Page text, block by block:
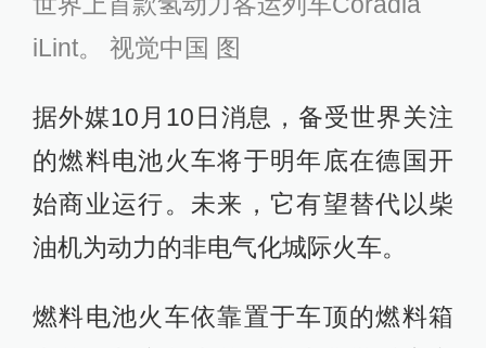
iLint。 视觉中国 图
据外媒10月10日消息，备受世界关注
的燃料电池火车将于明年底在德国开
始商业运行。未来，它有望替代以柴
油机为动力的非电气化城际火车。
燃料电池火车依靠置于车顶的燃料箱